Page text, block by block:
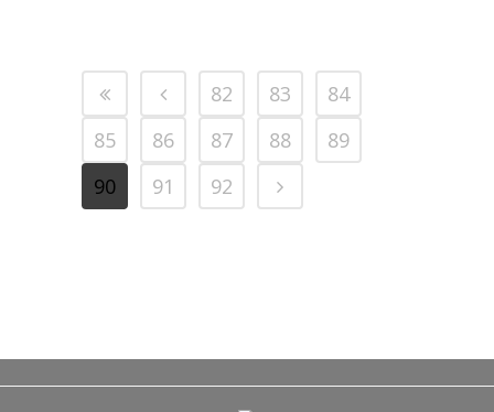
82 83
84
85
86 87 88
89
90
91 92